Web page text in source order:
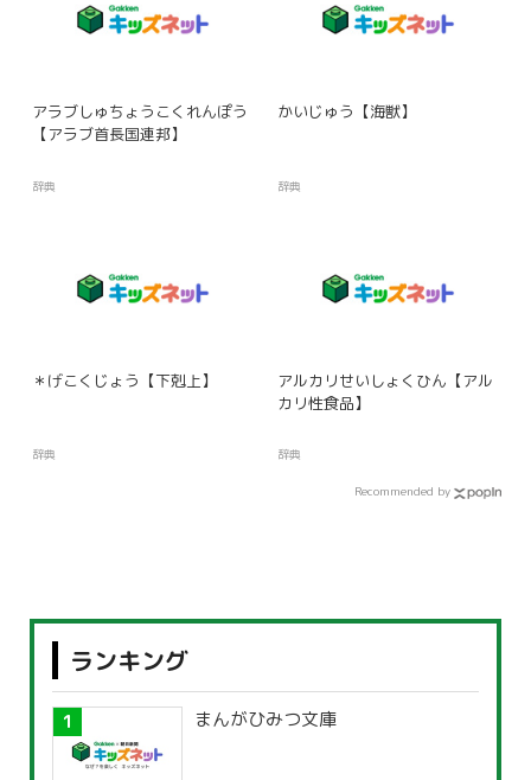
アラブしゅちょうこくれんぽう
【アラブ首長国連邦】
辞典
かいじゅう【海獣】
辞典
＊げこくじょう【下剋上】
辞典
アルカリせいしょくひん【アル
カリ性食品】
辞典
Recommended by
ランキング
まんがひみつ文庫